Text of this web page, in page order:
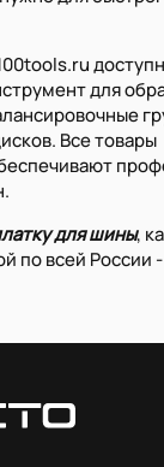
для
Все товары
для шины,
по всей России